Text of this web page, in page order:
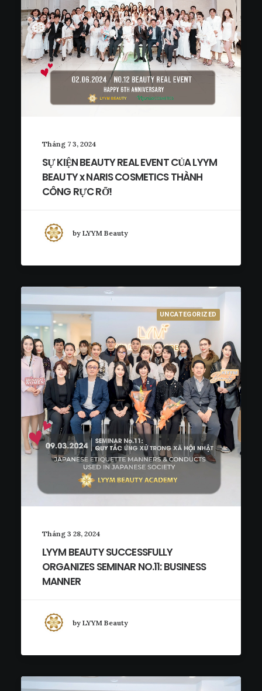
Tháng 7 3, 2024
SỰ KIỆN BEAUTY REAL EVENT CỦA LYYM
BEAUTY x NARIS COSMETICS THÀNH
CÔNG RỰC RỠ!
by LYYM Beauty
UNCATEGORIZED
Tháng 3 28, 2024
LYYM BEAUTY SUCCESSFULLY
ORGANIZES SEMINAR NO.11: BUSINESS
MANNER
by LYYM Beauty